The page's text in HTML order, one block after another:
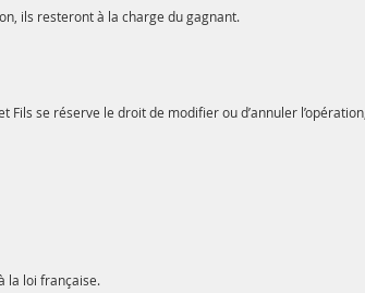
ils resteront à la charge du gagnant.
Fils se réserve le droit de modifier ou d’annuler
la loi française.